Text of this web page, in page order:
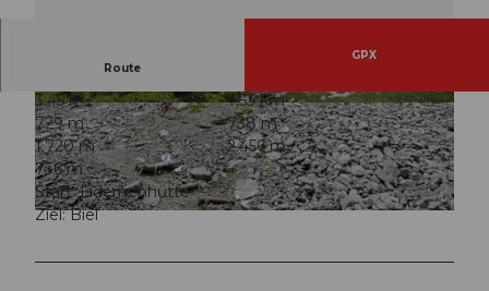
© Sanna Laurén, Verein Urner Wanderwege |
© Markus Fehlmann, Verein Urner Wanderwege
|CC-BY
© Sanna Laurén, Verein Urner Wanderwege |
CC-BY
Route
GPX
3:45 h
7,53 km
729 m
738 m
1.720 m
2.456 m
736 m
Start: Lidernenhütte
Ziel: Biel